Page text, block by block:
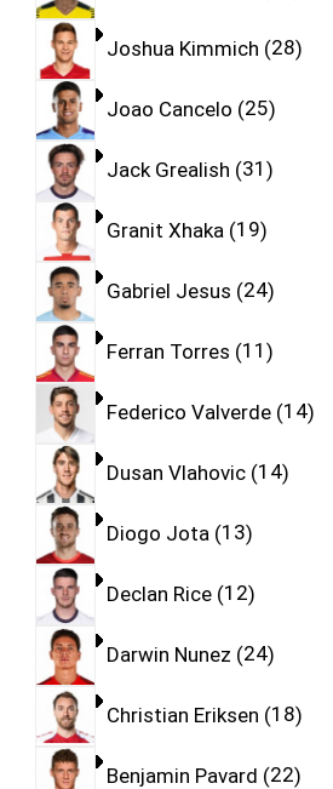
Joshua Kimmich 28
Joao Cancelo 25
Jack Grealish 31
Granit Xhaka 19
Gabriel Jesus 24
Ferran Torres 11
Federico Valverde 14
Dusan Vlahovic 14
Diogo Jota 13
Declan Rice 12
Darwin Nunez 24
Christian Eriksen 18
Benjamin Pavard 22